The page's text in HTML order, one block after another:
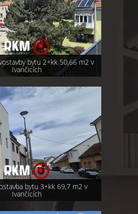
bytu 2+kk 50,66 m2 v
Ivančicích
bytu 3+kk 69,7 m2 v
Ivančicích